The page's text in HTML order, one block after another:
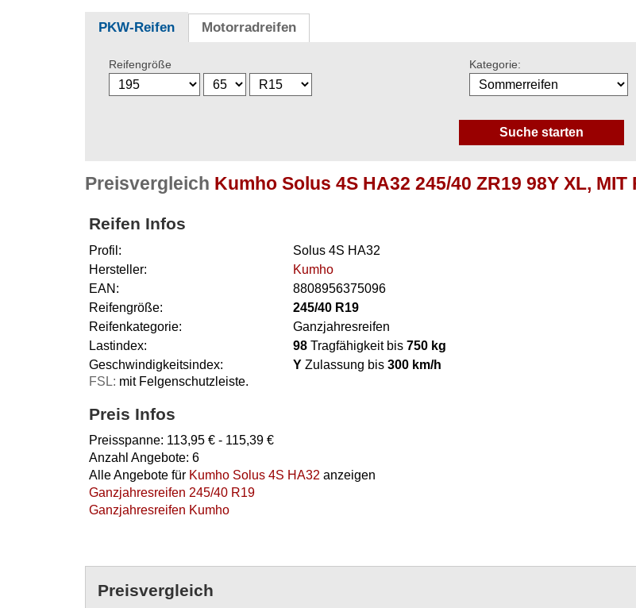
PKW-Reifen Motorradreifen
Reifengröße Kategorie:
Preisvergleich Kumho Solus 4S HA32 245/40 ZR19 98Y XL,
Reifen Infos
Profil:
Solus 4S HA32
Hersteller:
Kumho
EAN:
8808956375096
Reifengröße:
245/40 R19
Reifenkategorie:
Ganzjahresreifen
Lastindex:
98 Tragfähigkeit bis750 kg
Geschwindigkeitsindex:
Y Zulassung bis300 km/h
FSL: mit Felgenschutzleiste.
Preis Infos
Preisspanne: 113,95 € - 115,39 €
Anzahl Angebote: 6
Alle Angebote für Kumho Solus 4S HA32 anzeigen
Ganzjahresreifen 245/40 R19
Ganzjahresreifen Kumho
Preisvergleich